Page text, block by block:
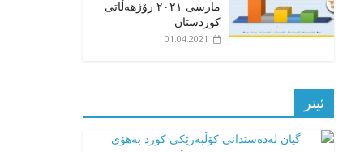
مارسی ٢٠٢١ رۆژهەڵاتی
کوردستان
01.04.2021
ئیتر